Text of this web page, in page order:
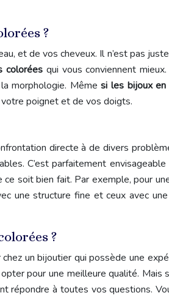
?
et de vos cheveux. Il n’est pas
coloréesqui vous conviennent
morphologie. Mêmesi les bijoux
poignet et de vos doigts.
directe à de divers
C’est parfaitement
soit bien fait. Par exemple, pour
une structure fine et ceux avec
?
un bijoutier qui possède une
pour une meilleure qualité.
répondre à toutes vos questions.